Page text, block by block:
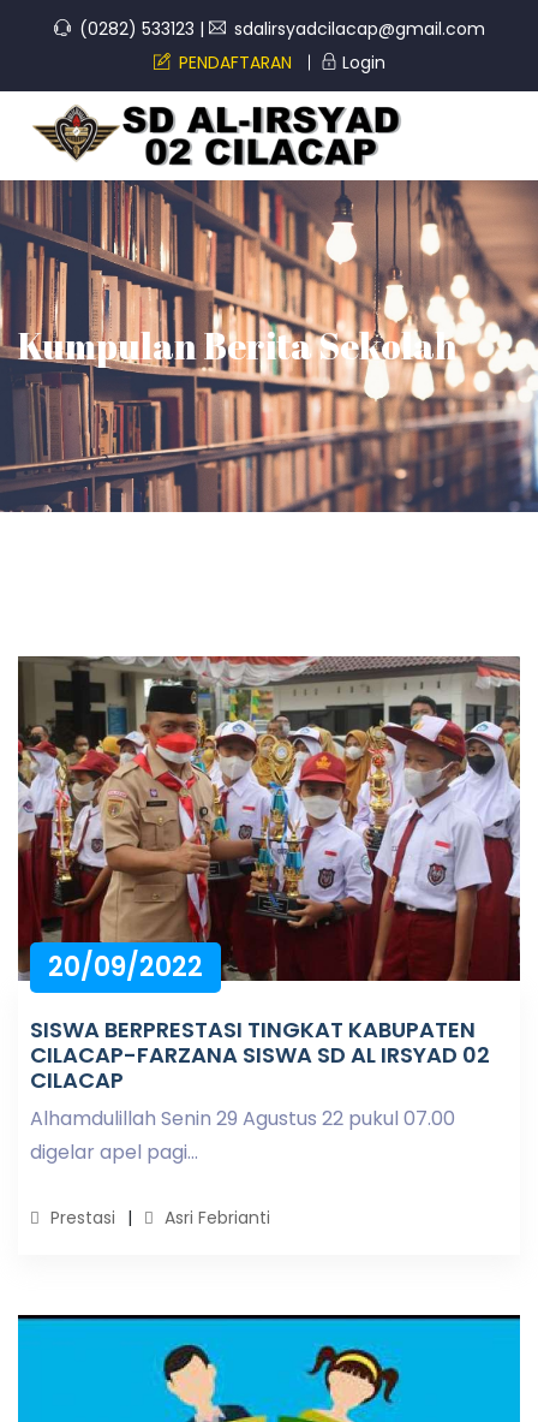
(0282) 533123 |
sdalirsyadcilacap@gmail.com
PENDAFTARAN
Login
Kumpulan Berita Sekolah
20/09/2022
SISWA BERPRESTASI TINGKAT KABUPATEN
CILACAP-FARZANA SISWA SD AL IRSYAD 02
CILACAP
Alhamdulillah Senin 29 Agustus 22 pukul 07.00
digelar apel pagi...
Prestasi Asri Febrianti